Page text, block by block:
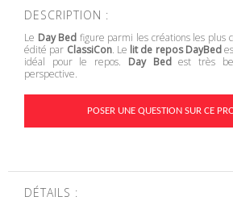
DESCRIPTION :
Le Day Bed figure parmi les créations les plus
édité par ClassiCon. Le lit de repos DayBed
idéal pour le repos. Day Bedest très
perspective.
POSER UNE QUESTION SUR CE
DÉTAILS :